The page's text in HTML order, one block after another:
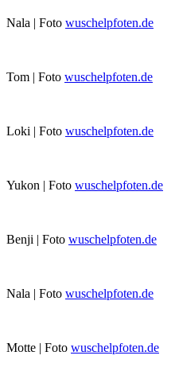
Nala | Foto wuschelpfoten.de
Tom | Foto wuschelpfoten.de
Loki | Foto wuschelpfoten.de
Yukon | Foto wuschelpfoten.de
Benji | Foto wuschelpfoten.de
Nala | Foto wuschelpfoten.de
Motte | Foto wuschelpfoten.de